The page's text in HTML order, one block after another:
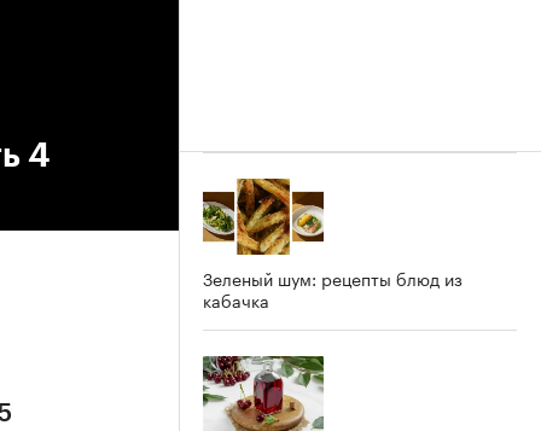
4
Зеленый шум: рецепты блюд из
кабачка